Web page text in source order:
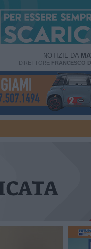
NOTIZIE DA
DIRETTORE FRANCESCO